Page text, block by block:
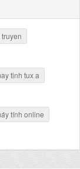
tinh tux a
tính online